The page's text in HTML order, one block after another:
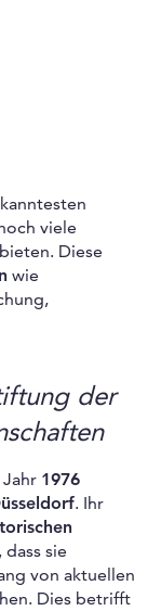
viele
Diese
wie
der
1976
. Ihr
sie
von aktuellen
Dies betrifft